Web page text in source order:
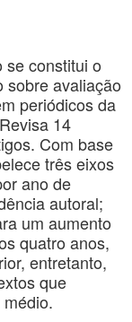
se constitui o
sobre avaliação
periódicos da
14
Com base
três eixos
ano de
autoral;
um aumento
quatro anos,
entretanto,
que